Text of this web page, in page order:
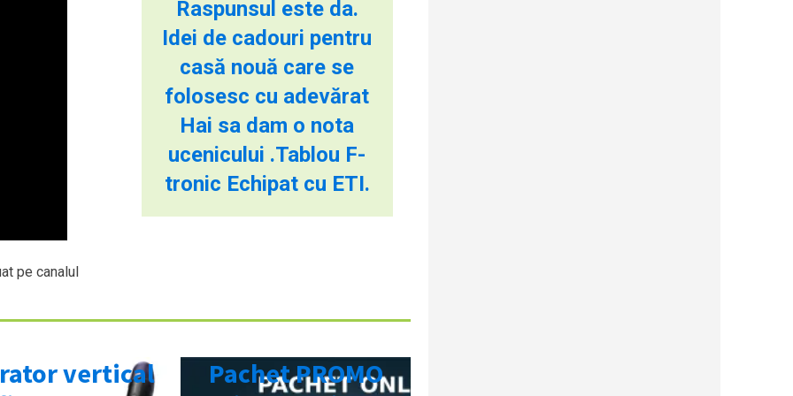
pe canalul
Raspunsul este da.
Idei de cadouri pentru
casă nouă care se
folosesc cu adevărat
Hai sa dam o nota
ucenicului .Tablou F-
tronic Echipat cu ETI.